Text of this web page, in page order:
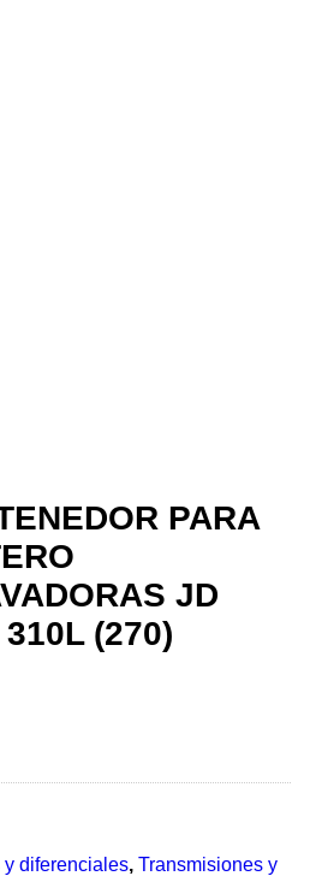
PARA
JD
(270)
y diferenciales, Transmisiones y